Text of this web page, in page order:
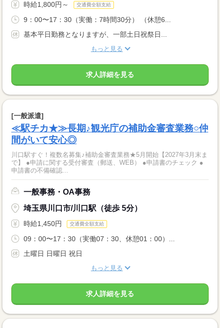
時給1,800円～ 交通費全額支給
9：00〜17：30（実働：7時間30分） （休憩6...
基本平日勤務となりますが、一部土日祝祭日...
もっと見る
求人詳細を見る
[一般派遣]
≪駅チカ★≫長期♪観光庁の補助金審査業務○仲
間がいて安心◎
川口駅すぐ！複数名募集♪補助金審査業務★5月開始【2027年3月末ま
で】 ●申請に関する受付審査（郵送、WEB） ●申請書のチェック ●
申請書の不備確認...
一般事務・OA事務
埼玉県川口市/川口駅（徒歩 5分）
時給1,450円 交通費全額支給
09：00〜17：30（実働07：30、休憩01：00）...
土曜日 日曜日 祝日
もっと見る
求人詳細を見る